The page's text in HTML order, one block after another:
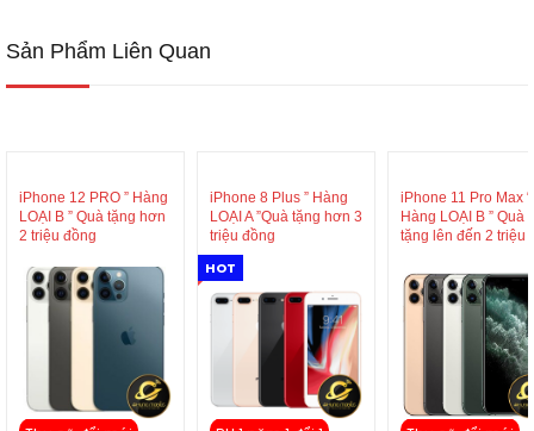
Sản Phẩm Liên Quan
iPhone 12 PRO ” Hàng
LOẠI B ” Quà tặng hơn
2 triệu đồng
iPhone 8 Plus ” Hàng
LOẠI A ”Quà tặng hơn 3
triệu đồng
HOT
iPhone 11 Pro Max “
Hàng LOẠI B ” Quà
tặng lên đến 2 triệu